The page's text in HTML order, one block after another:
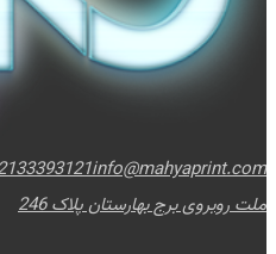
info@mahyaprint.com
ملت روبروی برج بهارستان پلاک 246